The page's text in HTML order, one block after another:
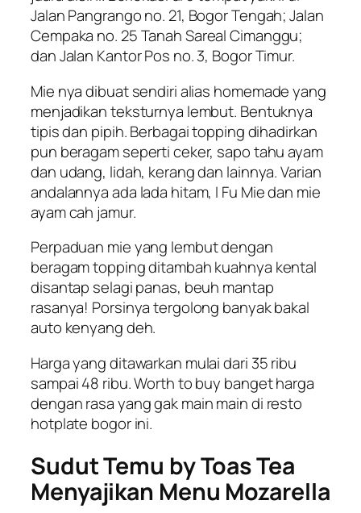
Jalan Pangrango no. 21, Bogor Tengah; Jalan
Cempaka no. 25 Tanah Sareal Cimanggu;
dan Jalan Kantor Pos no. 3, Bogor Timur.
Mie nya dibuat sendiri alias homemadeyang
menjadikan teksturnya lembut. Bentuknya
tipis dan pipih. Berbagai topping dihadirkan
pun beragam seperti ceker, sapo tahu ayam
dan udang, lidah, kerang dan lainnya. Varian
andalannya ada lada hitam, I Fu Mie dan mie
ayam cah jamur.
Perpaduan mie yang lembut dengan
beragam topping ditambah kuahnya kental
disantap selagi panas, beuh mantap
rasanya! Porsinya tergolong banyak bakal
auto kenyang deh.
Harga yang ditawarkan mulai dari 35 ribu
sampai 48 ribu. Worth to buy banget harga
dengan rasa yang gak main main di resto
hotplate bogor ini.
Sudut Temu by Toas Tea
Menyajikan Menu Mozarella